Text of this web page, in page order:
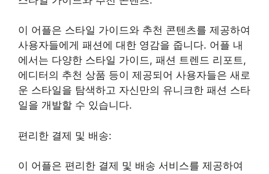
이 어플은 스타일 가이드와 추천 콘텐츠를 제공하여
사용자들에게 패션에 대한 영감을 줍니다. 어플 내
에서는 다양한 스타일 가이드, 패션 트렌드 리포트,
에디터의 추천 상품 등이 제공되어 사용자들은 새로
운 스타일을 탐색하고 자신만의 유니크한 패션 스타
일을 개발할 수 있습니다.
편리한 결제 및 배송:
이 어플은 편리한 결제 및 배송 서비스를 제공하여